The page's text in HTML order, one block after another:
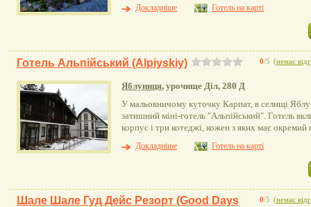
Докладніше
Готель на карті
0/5 (немає
Готель Альпійський (Alpiyskiy)
Яблуниця, урочище Діл, 280 Д
У мальовничому куточку Карпат, в селищі
затишний міні-готель "Альпійський". Готель
корпус і три котеджі, кожен з яких має окремий
Докладніше
Готель на карті
0/5 (немає
Шале Шале Гуд Дейс Резорт (Good Days